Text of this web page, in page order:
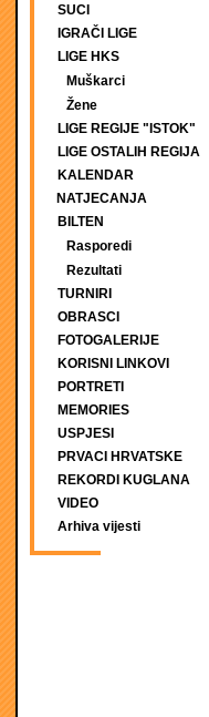
SUCI
IGRAČI LIGE
LIGE HKS
Muškarci
Žene
LIGE REGIJE "ISTOK"
LIGE OSTALIH REGIJA
KALENDAR
NATJECANJA
BILTEN
Rasporedi
Rezultati
TURNIRI
OBRASCI
FOTOGALERIJE
KORISNI LINKOVI
PORTRETI
MEMORIES
USPJESI
PRVACI HRVATSKE
REKORDI KUGLANA
VIDEO
Arhiva vijesti